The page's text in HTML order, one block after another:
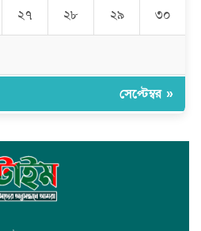
১২তম বার্ষিক পুরস্কার বিতরণ ও বালিকা
২৭ ২৮ ২৯ ৩০
সেপ্টেম্বর »